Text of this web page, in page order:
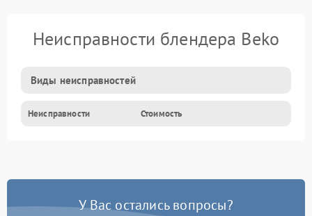
Неисправности блендера Beko
Виды неисправностей
Неисправности Стоимость
У Вас остались вопросы?